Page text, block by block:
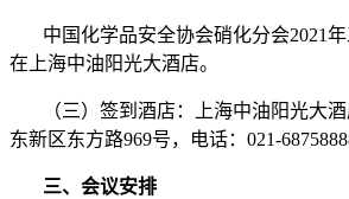
中国化学品安全协会硝化分会2021年
在上海中油阳光大酒店。
（三）签到酒店：上海中油阳光大酒
东新区东方路969号，电话：021-
三、会议安排